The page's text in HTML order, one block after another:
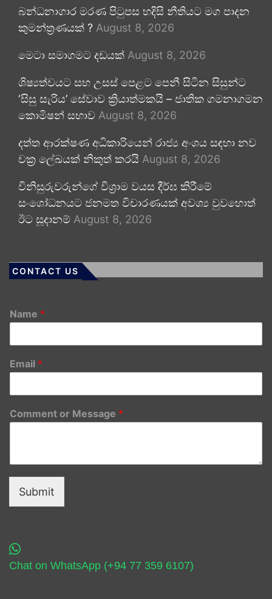
බන්ධනාගාර මරණ පිටුපස හදිසි නීතියට මග පාදන
කුමන්ත්‍රණයක් ? August 8, 2026
මෙටා සමාගමට දඩයක් August 8, 2026
ශිෂ්‍යත්වයට සහ උසස් පෙළට පෙනී සිටින සිසුන්ට
‘සිසු සැරිය’ සේවාව ක්‍රියාත්මකයි – ජාතික ගමනාගමන
කොමිෂන් සභාව August 8, 2026
දත්ත ආරක්ෂණ අධිකාරියෙන් රාජ්‍ය අංශය සඳහා නව
චක්‍ර ලේඛයක් නිකුත් කරයි August 8, 2026
විනිසුරුවරුන්ගේ විශ්‍රාම වයස දීර්ඝ කිරීමේ
සංශෝධනයට ජනමත විචාරණයක් අවශ්‍ය වුවහොත්
ඊට සූදානම් August 8, 2026
CONTACT US
Name *
Email *
Comment or Message *
Submit
Chat on WhatsApp (+94 77 359 6107)